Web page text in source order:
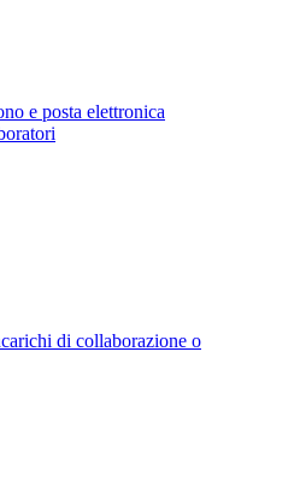
e posta elettronica
di collaborazione o